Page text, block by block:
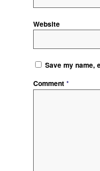
Website
Save my name,
Comment *